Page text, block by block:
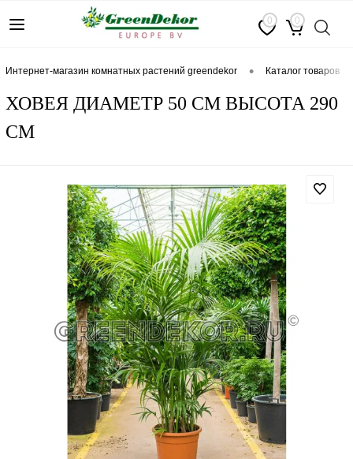
0 0
интернет-магазин комнатных растений greendekor • каталог товаров
ХОВЕЯ ДИАМЕТР 50 СМ ВЫСОТА 290
СМ